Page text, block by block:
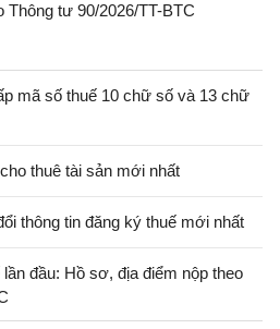
Thông tư 90/2026/TT-BTC
mã số thuế 10 chữ số và 13 chữ
thuê tài sản mới nhất
thông tin đăng ký thuế mới nhất
đầu: Hồ sơ, địa điểm nộp theo